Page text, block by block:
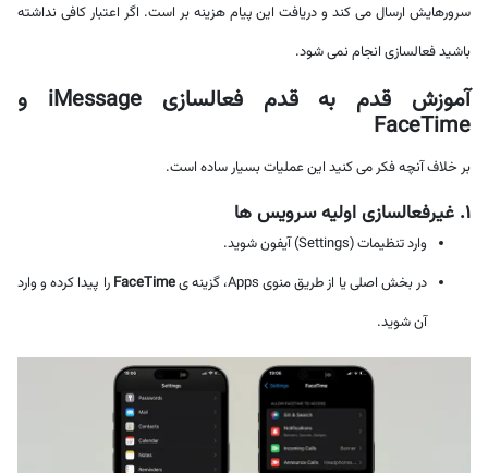
سرورهایش ارسال می کند و دریافت این پیام هزینه بر است. اگر اعتبار کافی نداشته
باشید فعالسازی انجام نمی شود.
آموزش قدم به قدم فعالسازی iMessage و
FaceTime
بر خلاف آنچه فکر می کنید این عملیات بسیار ساده است.
۱. غیرفعالسازی اولیه سرویس ها
وارد تنظیمات (Settings) آیفون شوید.
در بخش اصلی یا از طریق منوی Apps، گزینه ی
FaceTime را پیدا کرده و وارد
آن شوید.